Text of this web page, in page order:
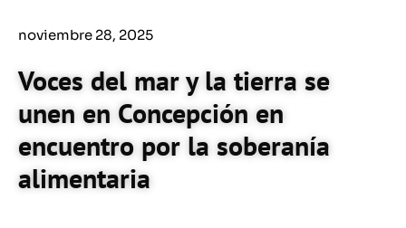
noviembre 28, 2025
Voces del mar y la tierra se
unen en Concepción en
encuentro por la soberanía
alimentaria